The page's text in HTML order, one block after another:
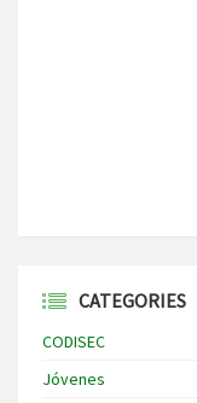
CATEGORIES
CODISEC
Jóvenes